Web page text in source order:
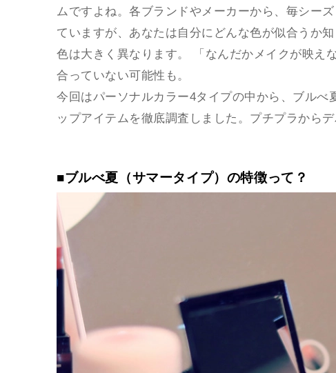
ムですよね。各ブランドやメーカーから、毎シー
ていますが、あなたは自分にどんな色が似合うか
色は大きく異なります。 「なんだかメイクが映
合っていない可能性も。
今回はパーソナルカラー4タイプの中から、ブルべ
ップアイテムを徹底調査しました。プチプラから
■ブルべ夏（サマータイプ）の特徴って？